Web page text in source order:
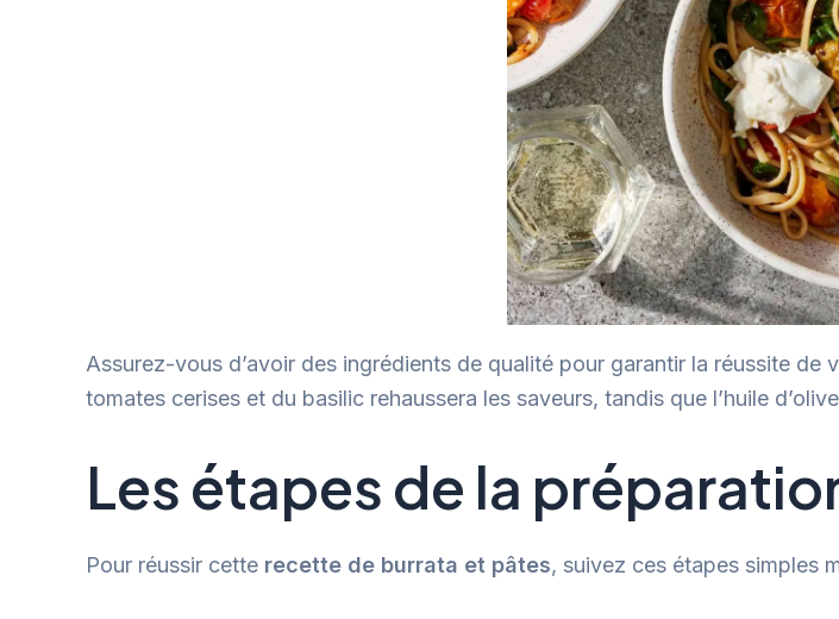
Assurez-vous d’avoir des ingrédients de qualité pour garantir la réussite de
tomates cerises et du basilic rehaussera les saveurs, tandis que l’huile
Les étapes de la
Pour réussir cette recette de burrata et pâtes, suivez ces étapes simples